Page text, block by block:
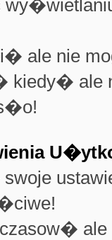
ale nie
kiedy�
ale